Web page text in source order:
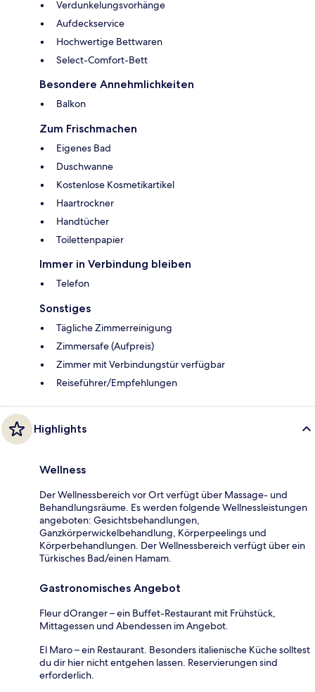
Verdunkelungsvorhänge
Aufdeckservice
Hochwertige Bettwaren
Select-Comfort-Bett
Besondere Annehmlichkeiten
Balkon
Zum Frischmachen
Eigenes Bad
Duschwanne
Kostenlose Kosmetikartikel
Haartrockner
Handtücher
Toilettenpapier
Immer in Verbindung bleiben
Telefon
Sonstiges
Tägliche Zimmerreinigung
Zimmersafe (Aufpreis)
Zimmer mit Verbindungstür verfügbar
Reiseführer/Empfehlungen
Highlights
Wellness
Der Wellnessbereich vor Ort verfügt über Massage- und
Behandlungsräume. Es werden folgende Wellnessleistungen
angeboten: Gesichtsbehandlungen,
Ganzkörperwickelbehandlung, Körperpeelings und
Körperbehandlungen. Der Wellnessbereich verfügt über ein
Türkisches Bad/einen Hamam.
Gastronomisches Angebot
Fleur dOranger – ein Buffet-Restaurant mit Frühstück,
Mittagessen und Abendessen im Angebot.
El Maro – ein Restaurant. Besonders italienische Küche solltest
du dir hier nicht entgehen lassen. Reservierungen sind
erforderlich.